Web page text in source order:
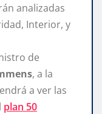
analizadas
Interior, y
de
, a la
a ver las
plan 50